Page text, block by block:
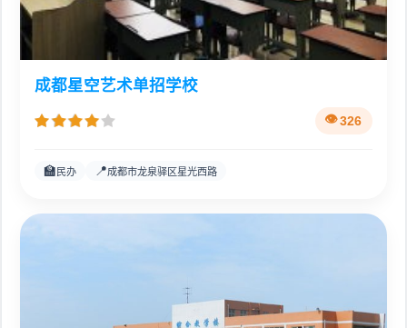
成都星空艺术单招学校
326
🏫 民办 📍成都市龙泉驿区星光西路